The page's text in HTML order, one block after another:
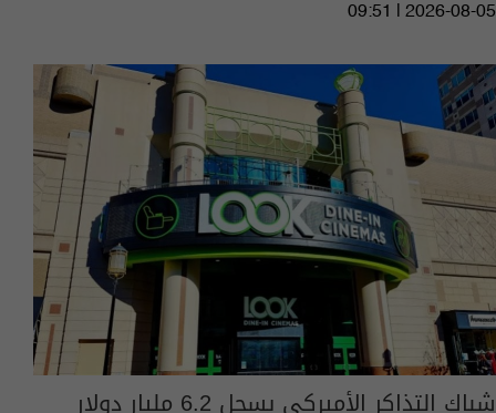
09:51 | 2026-08-05
شباك التذاكر الأميركي يسجل 6.2 مليار دولار